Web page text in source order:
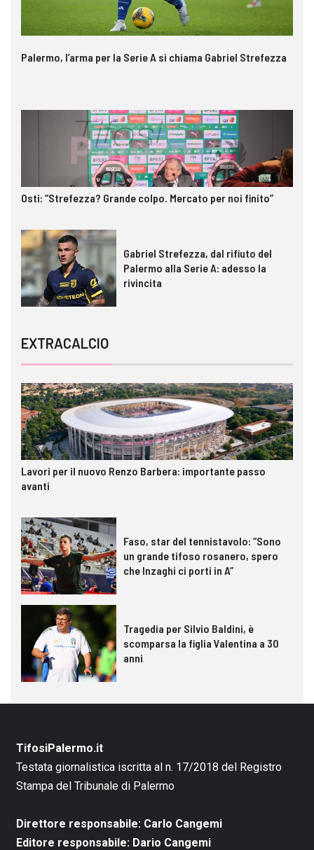
Palermo, l’arma per la Serie A si chiama Gabriel Strefezza
Osti: “Strefezza? Grande colpo. Mercato per noi finito”
Gabriel Strefezza, dal rifiuto del
Palermo alla Serie A: adesso la
rivincita
EXTRACALCIO
Lavori per il nuovo Renzo Barbera: importante passo
avanti
Faso, star del tennistavolo: “Sono
un grande tifoso rosanero, spero
che Inzaghi ci porti in A”
Tragedia per Silvio Baldini, è
scomparsa la figlia Valentina a 30
anni
TifosiPalermo.it
Testata giornalistica iscritta al n. 17/2018 del Registro
Stampa del Tribunale di Palermo
Direttore responsabile: Carlo Cangemi
Editore responsabile: Dario Cangemi